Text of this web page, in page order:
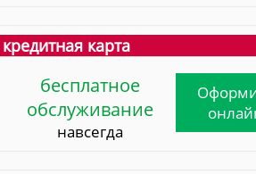
карта
бесплатное
обслуживание
навсегда